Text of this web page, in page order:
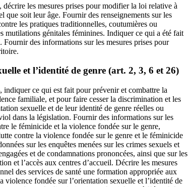
les mesures prises pour modifier la loi relative à
que soit leur âge. Fournir des renseignements sur les
les pratiques traditionnelles, coutumières ou
mutilations génitales féminines. Indiquer ce qui a été fait
des informations sur les mesures prises pour
et l’identité de genre (art. 2, 3, 6 et 26)
ce qui est fait pour prévenir et combattre la
familiale, et pour faire cesser la discrimination et les
sexuelle et de leur identité de genre réelles ou
dans la législation. Fournir des informations sur les
le féminicide et la violence fondée sur le genre,
contre la violence fondée sur le genre et le féminicide
sur les enquêtes menées sur les crimes sexuels et
et de condamnations prononcées, ainsi que sur les
et l’accès aux centres d’accueil. Décrire les mesures
des services de santé une formation appropriée aux
fondée sur l’orientation sexuelle et l’identité de